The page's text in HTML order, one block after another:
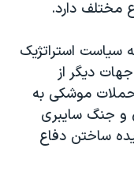
سیاست استراتژیک
دیگر از
موشکی به
و جنگ سایبری
ساختن دفاع